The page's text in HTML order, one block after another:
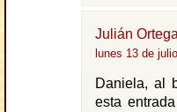
Julián
lunes 13 de
Daniela, al
esta